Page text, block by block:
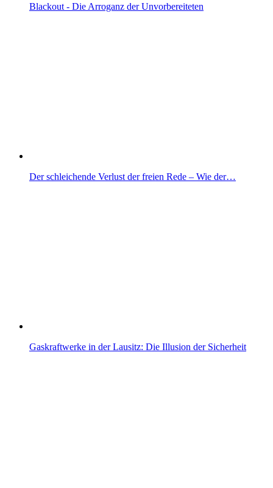
Blackout - Die Arroganz der Unvorbereiteten
Der schleichende Verlust der freien Rede – Wie der…
Gaskraftwerke in der Lausitz: Die Illusion der Sicherheit